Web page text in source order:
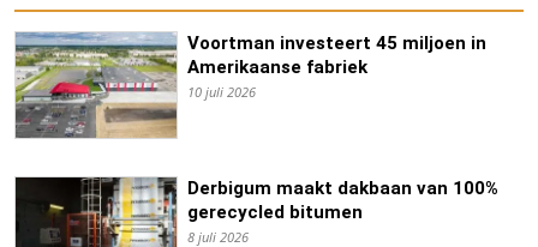
Voortman investeert 45 miljoen in
Amerikaanse fabriek
10 juli 2026
Derbigum maakt dakbaan van 100%
gerecycled bitumen
8 juli 2026